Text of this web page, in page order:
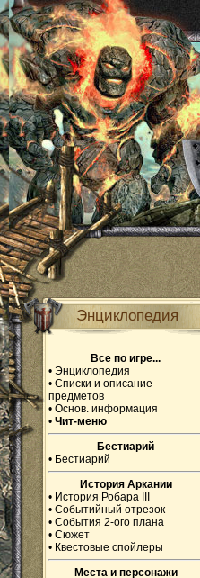
Энциклопедия
Все по игре...
• Энциклопедия
• Списки и описание
предметов
• Основ. информация
• Чит-меню
Бестиарий
• Бестиарий
История Аркании
• История Робара III
• Событийный отрезок
• События 2-ого плана
• Сюжет
• Квестовые спойлеры
Места и персонажи